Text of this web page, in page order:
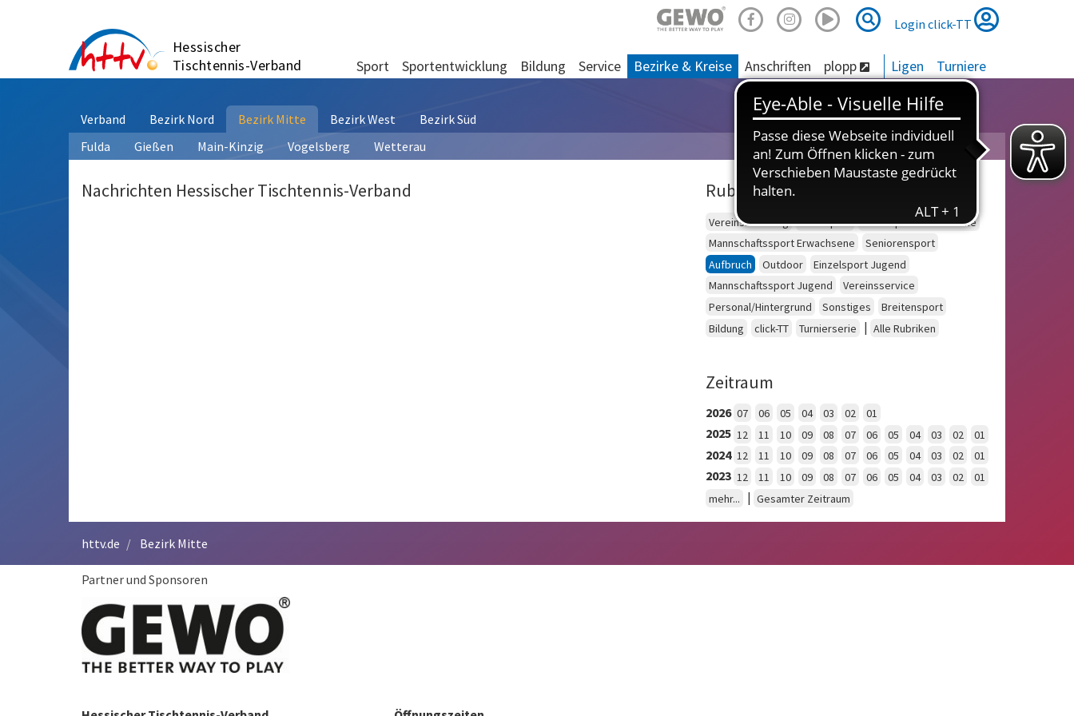
Hessischer
Tischtennis-Verband
Suche
Suche
Login click-TT
Sport Sportentwicklung Bildung Service Bezirke & Kreise Anschriften plopp Ligen Turniere
Verband Bezirk Nord Bezirk Mitte Bezirk West
Bezirk Süd
Fulda
Gießen Main-Kinzig Vogelsberg Wetterau
Nachrichten Hessischer Tischtennis-Verband Rubriken
Vereinsberatung Schulsport
Einzelsport Erwachsene
Mannschaftssport Erwachsene
Seniorensport
Aufbruch
Outdoor
Einzelsport Jugend
Mannschaftssport Jugend
Vereinsservice
Personal/Hintergrund
Sonstiges
Breitensport
Bildung
click-TT Turnierserie | Alle Rubriken
Zeitraum
2026 07 06 05 04 03 02 01
2025 12 11 10 09 08 07 06 05 04 03 02 01
2024 12 11 10 09 08 07 06 05 04 03 02 01
2023 12 11 10 09 08 07 06 05 04 03 02
01
mehr...
| Gesamter Zeitraum
httv.de Bezirk Mitte
Partner und Sponsoren